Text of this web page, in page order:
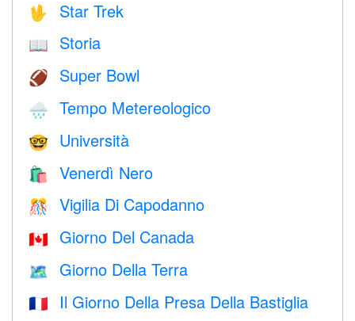
🖖 Star Trek
📖 Storia
🏈 Super Bowl
🌧 Tempo Metereologico
🤓 Università
🛍 Venerdì Nero
🎊 Vigilia Di Capodanno
🇨🇦 Giorno Del Canada
🗺️ Giorno Della Terra
🇫🇷 Il Giorno Della Presa Della Bastiglia